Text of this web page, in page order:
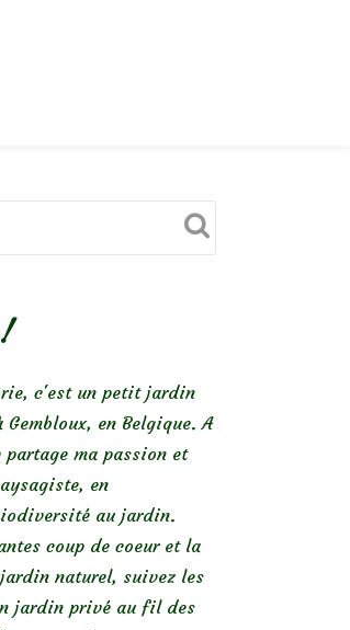
c'est un petit jardin
en Belgique. A
ma passion et
en
au jardin.
coup de coeur et la
naturel, suivez les
jardin privé au fil des